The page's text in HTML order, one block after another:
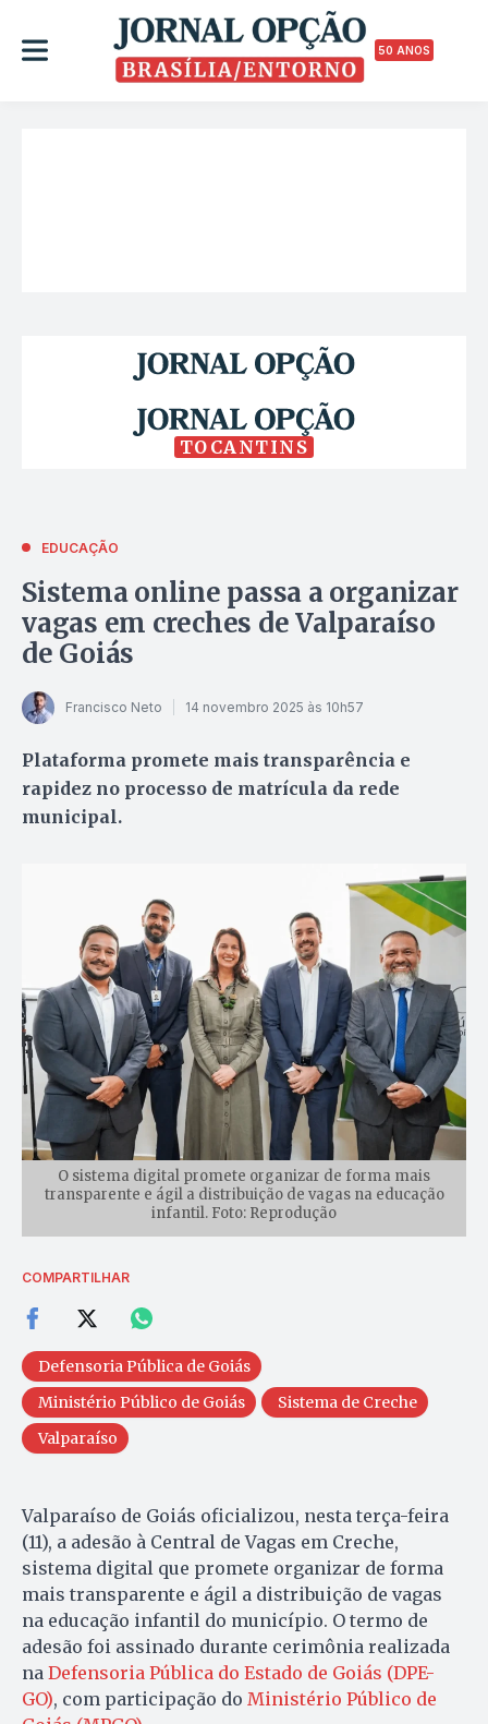
50 ANOS
TOCANTINS
EDUCAÇÃO
Sistema online passa a organizar
vagas em creches de Valparaíso
de Goiás
Francisco Neto 14 novembro 2025 às 10h57
Plataforma promete mais transparência e
rapidez no processo de matrícula da rede
municipal.
O sistema digital promete organizar de forma mais
transparente e ágil a distribuição de vagas na educação
infantil. Foto: Reprodução
COMPARTILHAR
Defensoria Pública de Goiás
Ministério Público de Goiás
Sistema de Creche
Valparaíso
Valparaíso de Goiás oficializou, nesta terça-feira
(11), a adesão à Central de Vagas em Creche,
sistema digital que promete organizar de forma
mais transparente e ágil a distribuição de vagas
na educação infantil do município. O termo de
adesão foi assinado durante cerimônia realizada
na Defensoria Pública do Estado de Goiás (DPE-
GO), com participação do Ministério Público de